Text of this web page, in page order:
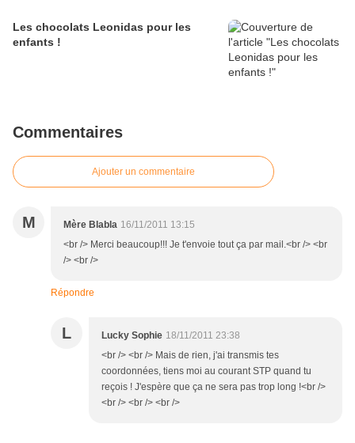
Les chocolats Leonidas pour les
enfants !
Commentaires
Ajouter un commentaire
M Mère Blabla 16/11/2011 13:15
<br /> Merci beaucoup!!! Je t'envoie tout ça par mail.<br /> <br
/> <br />
Répondre
L Lucky Sophie 18/11/2011 23:38
<br /> <br /> Mais de rien, j'ai transmis tes
coordonnées, tiens moi au courant STP quand tu
reçois ! J'espère que ça ne sera pas trop long !<br />
<br /> <br /> <br />